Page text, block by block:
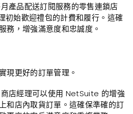
月產品配送訂閱服務的零售連鎖店
始歡迎禮包的計費和履行。這確
務，增強滿意度和忠誠度。
現更好的訂單管理。
店經理可以使用 NetSuite 的增強
和店內取貨訂單。這確保準確的訂